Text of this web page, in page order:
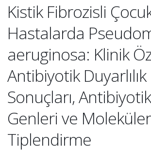
Kistik Fibrozisli
Hastalarda
aeruginosa: Klinik
Antibiyotik Duyarlılık
Sonuçları,
Genleri ve Moleküler
Tiplendirme